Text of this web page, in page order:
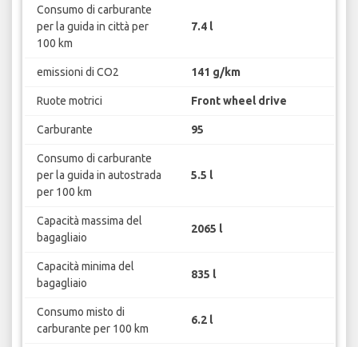
Consumo di carburante
per la guida in città per
100 km
7.4 l
emissioni di CO2 141 g/km
Ruote motrici Front wheel drive
Carburante 95
Consumo di carburante
per la guida in autostrada
per 100 km
5.5 l
Capacità massima del
bagagliaio
2065 l
Capacità minima del
bagagliaio
835 l
Consumo misto di
carburante per 100 km
6.2 l